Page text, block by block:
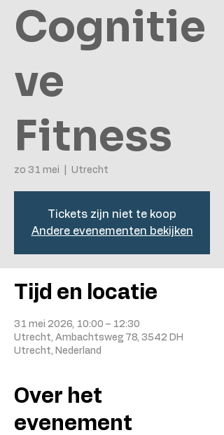
Cognitie
ve
Fitness
zo 31 mei Utrecht
Tickets zijn niet te koop
Andere evenementen bekijken
Tijd en locatie
31 mei 2026, 10:00 – 12:30
Utrecht, Ambachtsweg 78, 3542 DH
Utrecht, Nederland
Over het
evenement